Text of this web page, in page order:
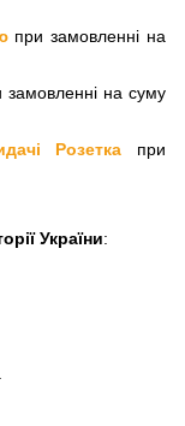
при замовленні на
замовленні на суму
Розетка
при
України: